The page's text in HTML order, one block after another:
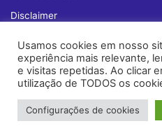
Disclaimer
Fale Conosco
© Copyright 2026, All Rights
Usamos cookies em nosso
experiência mais relevante,
e visitas repetidas. Ao clicar
utilização de TODOS os
Configurações de cookies